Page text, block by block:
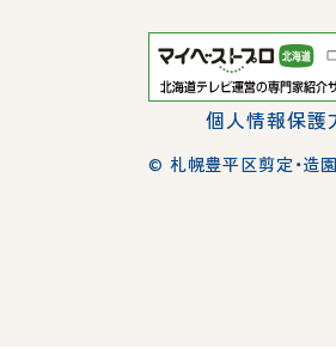
個人情報保護
© 札幌豊平区剪定・造